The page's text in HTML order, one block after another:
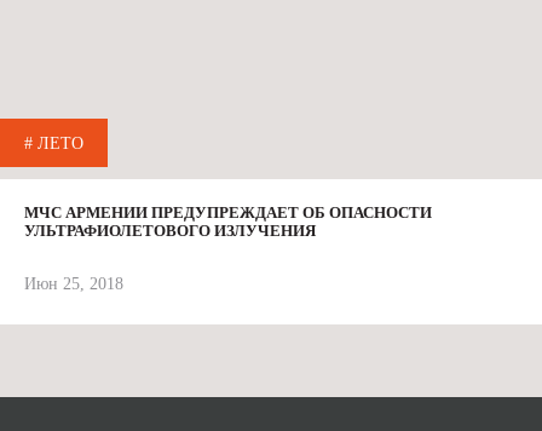
# ЛЕТО
МЧС АРМЕНИИ ПРЕДУПРЕЖДАЕТ ОБ ОПАСНОСТИ
УЛЬТРАФИОЛЕТОВОГО ИЗЛУЧЕНИЯ
Июн 25, 2018